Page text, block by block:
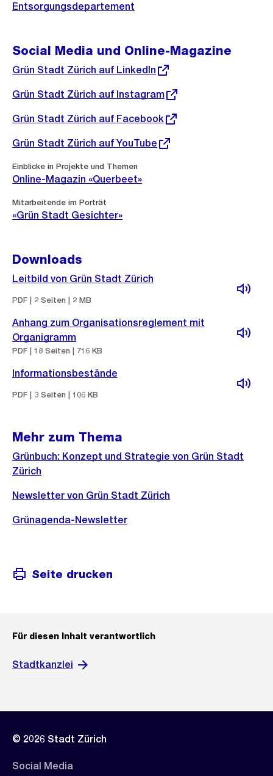
Entsorgungsdepartement
Social Media und Online-Magazine
Externer
Grün Stadt Zürich auf LinkedIn
Externer
Grün Stadt Zürich auf Instagram
Externer
Grün Stadt Zürich auf Facebook
Externer
Grün Stadt Zürich auf YouTube
Einblicke in Projekte und Themen
Online-Magazin «Querbeet»
Mitarbeitende im Porträt
«Grün Stadt Gesichter»
Downloads
Leitbild von Grün Stadt Zürich
PDF | 2 Seiten | 2 MB
Anhang zum Organisationsreglement mit
Organigramm
PDF | 18 Seiten | 716 KB
Informationsbestände
PDF | 3 Seiten | 106 KB
Mehr zum Thema
Grünbuch: Konzept und Strategie von Grün Stadt
Zürich
Newsletter von Grün Stadt Zürich
Grünagenda-Newsletter
Seite drucken
Für diesen Inhalt verantwortlich
Stadtkanzlei
© 2026 Stadt Zürich
Social Media